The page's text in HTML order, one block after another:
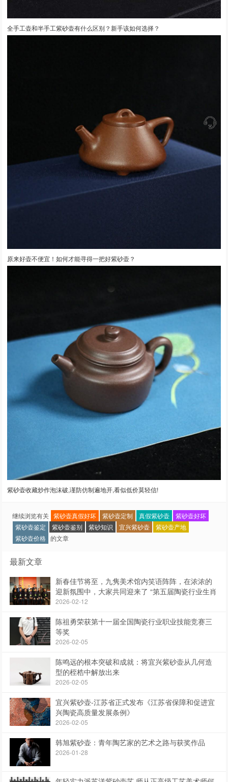
全手工壶和半手工紫砂壶有什么区别？新手该如何选择？
原来好壶不便宜！如何才能寻得一把好紫砂壶？
紫砂壶收藏炒作泡沫破,谨防仿制遍地开,看似低价莫轻信!
继续浏览有关 紫砂壶真假好坏 紫砂壶定制 真假紫砂壶
紫砂壶好坏
紫砂壶鉴定
紫砂壶鉴别 紫砂知识 宜兴紫砂壶
紫砂壶产地
紫砂壶价格 的文章
最新文章
新春佳节将至，九隽美术馆内笑语阵阵，在浓浓的
迎新氛围中，大家共同迎来了 “第五届陶瓷行业生肖
作品展”
2026-02-12
陈祖勇荣获第十一届全国陶瓷行业职业技能竞赛三
等奖
2026-02-05
陈鸣远的根本突破和成就：将宜兴紫砂壶从几何造
型的桎梏中解放出来
2026-02-05
宜兴紫砂壶-江苏省正式发布《江苏省保障和促进宜
兴陶瓷高质量发展条例》
2026-02-05
韩旭紫砂壶：青年陶艺家的艺术之路与获奖作品
2026-01-28